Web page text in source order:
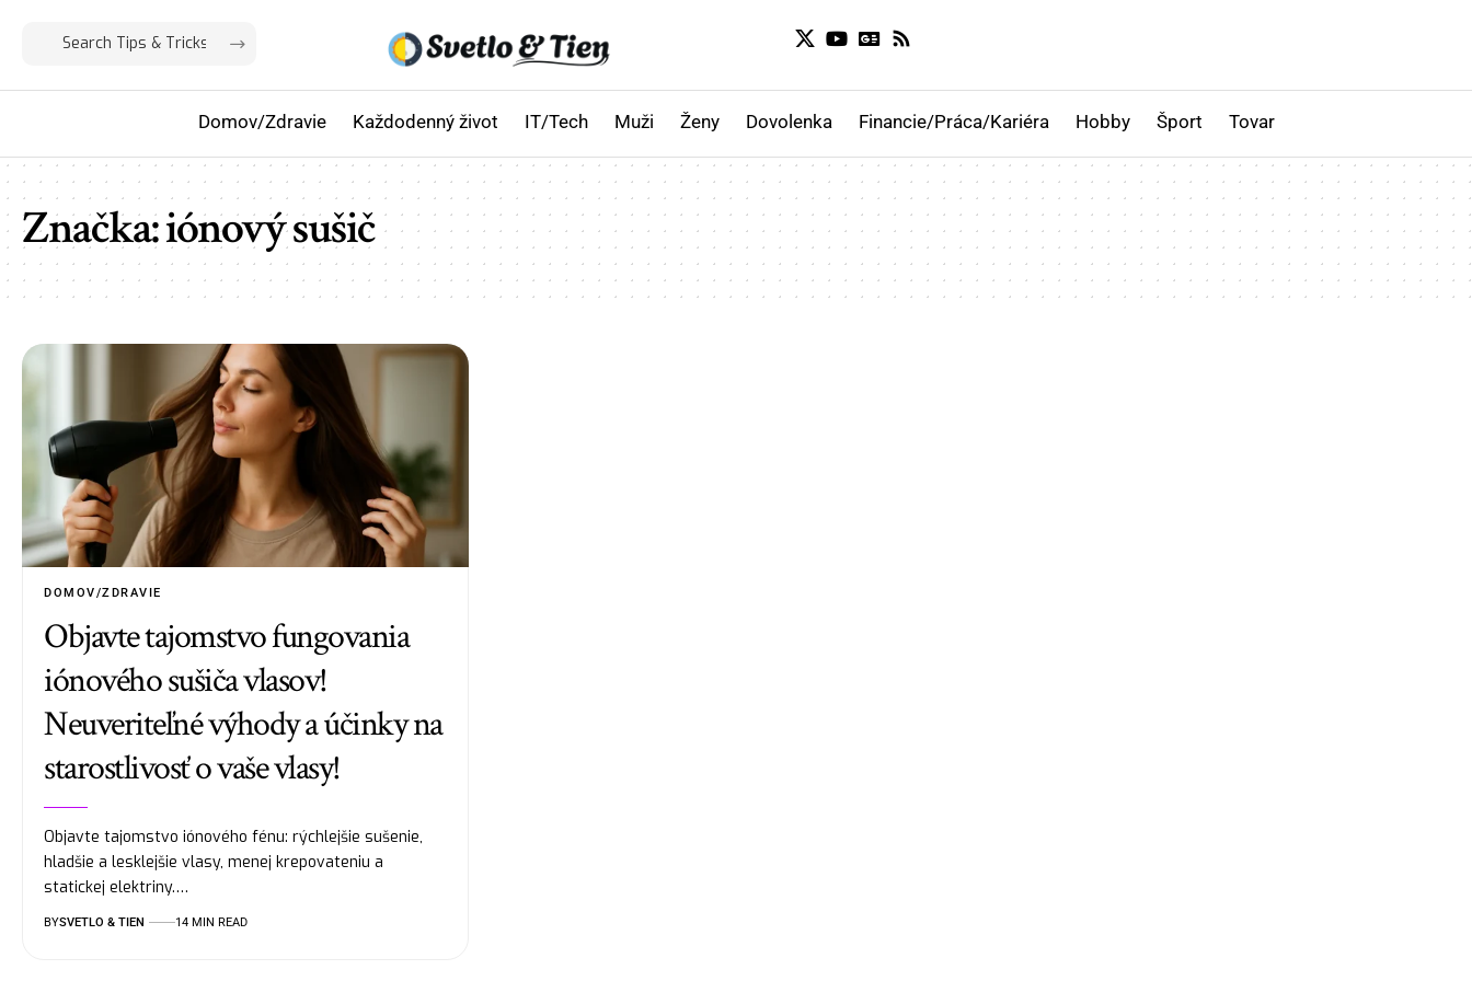
Domov/Zdravie Každodenný život IT/Tech Muži Ženy Dovolenka Financie/Práca/Kariéra Hobby Šport Tovar
Značka:iónový sušič
DOMOV/ZDRAVIE
Objavte tajomstvo fungovania
iónového sušiča vlasov!
Neuveriteľné výhody a účinky na
starostlivosť o vaše vlasy!
Objavte tajomstvo iónového fénu: rýchlejšie sušenie,
hladšie a lesklejšie vlasy, menej krepovateniu a
statickej elektriny.…
BYSVETLO & TIEN 14 MIN READ